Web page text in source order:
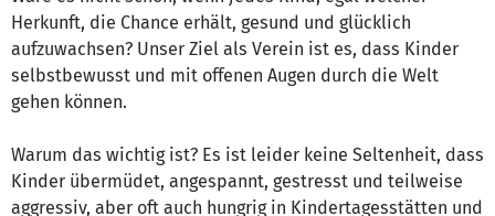
Herkunft, die Chance erhält, gesund und glücklich
aufzuwachsen? Unser Ziel als Verein ist es, dass Kinder
selbstbewusst und mit offenen Augen durch die Welt
gehen können.
Warum das wichtig ist? Es ist leider keine Seltenheit, dass
Kinder übermüdet, angespannt, gestresst und teilweise
aggressiv, aber oft auch hungrig in Kindertagesstätten und